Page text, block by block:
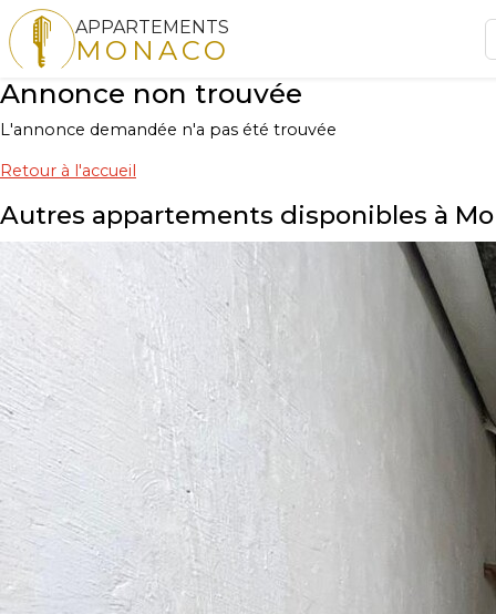
APPARTEMENTS
MONACO
Annonce non trouvée
L'annonce demandée n'a pas été trouvée
Retour à l'accueil
Autres appartements disponibles à